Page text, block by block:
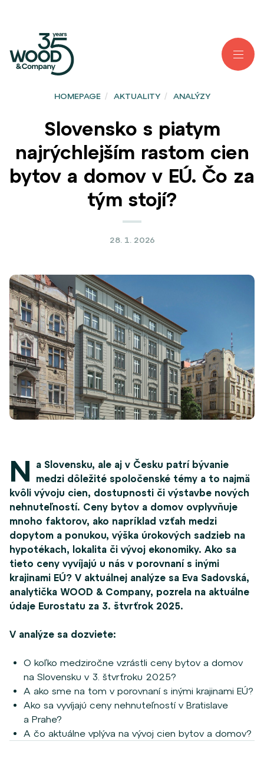
HOMEPAGE / AKTUALITY / ANALÝZY
Slovensko s piatym
najrýchlejším rastom cien
bytov a domov v EÚ. Čo za
tým stojí?
28. 1. 2026
N
a Slovensku, ale aj v Česku patrí bývanie
medzi dôležité spoločenské témy a to najmä
kvôli vývoju cien, dostupnosti či výstavbe nových
nehnuteľností. Ceny bytov a domov ovplyvňuje
mnoho faktorov, ako napríklad vzťah medzi
dopytom a ponukou, výška úrokových sadzieb na
hypotékach, lokalita či vývoj ekonomiky. Ako sa
tieto ceny vyvíjajú u nás v porovnaní s inými
krajinami EÚ? V aktuálnej analýze sa Eva Sadovská,
analytička WOOD & Company, pozrela na aktuálne
údaje Eurostatu za 3. štvrťrok 2025.
V analýze sa dozviete:
O koľko medziročne vzrástli ceny bytov a domov
na Slovensku v 3. štvrťroku 2025?
A ako sme na tom v porovnaní s inými krajinami EÚ?
Ako sa vyvíjajú ceny nehnuteľností v Bratislave
a Prahe?
A čo aktuálne vplýva na vývoj cien bytov a domov?